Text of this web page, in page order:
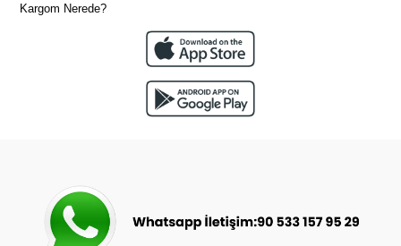
Kargom Nerede?